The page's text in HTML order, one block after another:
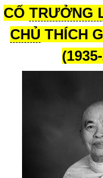
CỐ TRƯỞNG
CHỦ THÍCH